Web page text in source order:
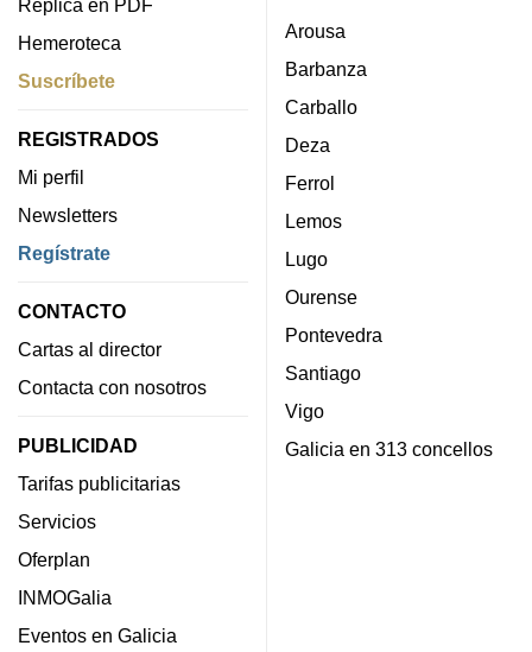
Réplica en PDF
Hemeroteca
Suscríbete
REGISTRADOS
Mi perfil
Newsletters
Regístrate
CONTACTO
Cartas al director
Contacta con nosotros
PUBLICIDAD
Tarifas publicitarias
Servicios
Oferplan
INMOGalia
Eventos en Galicia
Arousa
Barbanza
Carballo
Deza
Ferrol
Lemos
Lugo
Ourense
Pontevedra
Santiago
Vigo
Galicia en 313 concellos